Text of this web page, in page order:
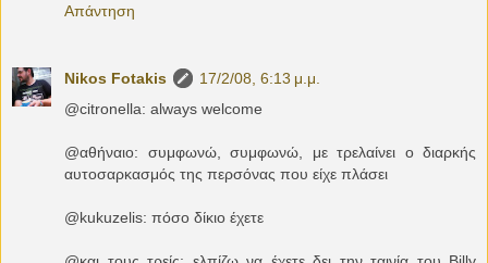
Απάντηση
Nikos Fotakis
17/2/08, 6:13 μ.μ.
@citronella: always welcome
@αθήναιο: συμφωνώ, συμφωνώ, με τρελαίνει ο διαρκής
αυτοσαρκασμός της περσόνας που είχε πλάσει
@kukuzelis: πόσο δίκιο έχετε